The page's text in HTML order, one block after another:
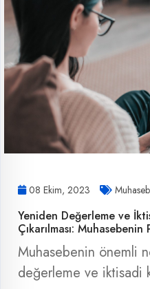
08 Ekim, 2023
Yeniden Değerleme ve
Çıkarılması:
Muhasebenin önemli
değerleme ve iktisadi